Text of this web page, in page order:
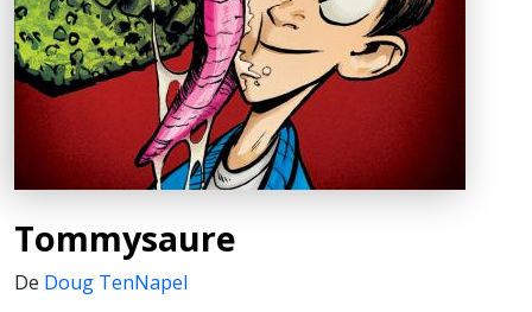
Tommysaure
De Doug TenNapel